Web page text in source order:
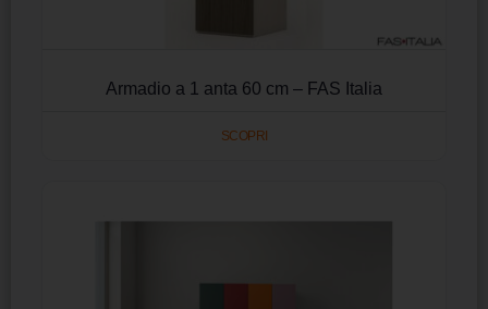
Armadio a 1 anta 60 cm – FAS Italia
SCOPRI